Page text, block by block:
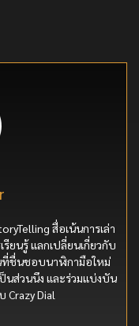
สื่อเน้นการเล่า
รียนรู้ แลกเปลี่ยนเกี่ยวกับ
ที่ชื่นชอบนาฬิกามือใหม่
นส่วนนึง และร่วมแบ่งบัน
Dial